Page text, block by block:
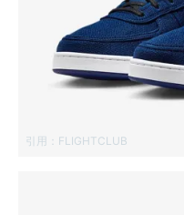
引用： FLIGHTCLUB